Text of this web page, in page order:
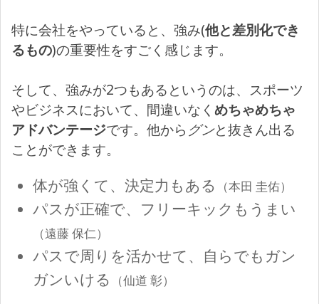
特に会社をやっていると、強み(他と差別化でき
るもの)の重要性をすごく感じます。
そして、強みが2つもあるというのは、スポーツ
やビジネスにおいて、間違いなく めちゃめちゃ
アドバンテージです。他から グンと抜きん出る
ことができます。
体が強くて、決定力もある （本田 圭佑）
パスが正確で、フリーキックもうまい
（遠藤 保仁）
パスで周りを活かせて、自らでもガン
ガンいける
（仙道 彰）